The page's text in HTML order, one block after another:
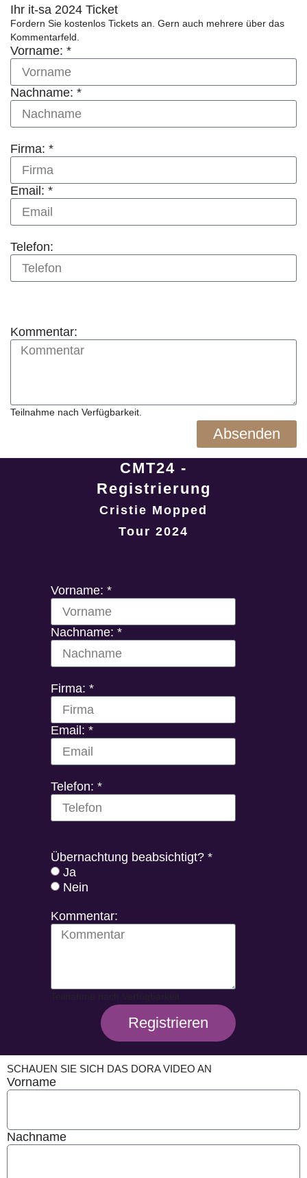
Ihr it-sa 2024 Ticket
Fordern Sie kostenlos Tickets an. Gern auch mehrere über das
Kommentarfeld.
Vorname: *
Nachname: *
Firma: *
Email: *
Telefon:
Kommentar:
Teilnahme nach Verfügbarkeit.
Absenden
CMT24 -
Registrierung
Cristie Mopped
Tour 2024
Vorname: *
Nachname: *
Firma: *
Email: *
Telefon: *
Übernachtung beabsichtigt? *
Ja
Nein
Kommentar:
Registrieren
SCHAUEN SIE SICH DAS DORA VIDEO AN
Vorname
Nachname